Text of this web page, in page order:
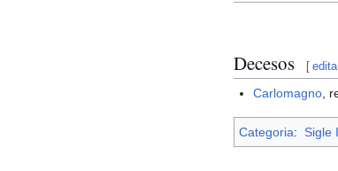
Decesos [
Carlomagno,
Categoria: Sigle